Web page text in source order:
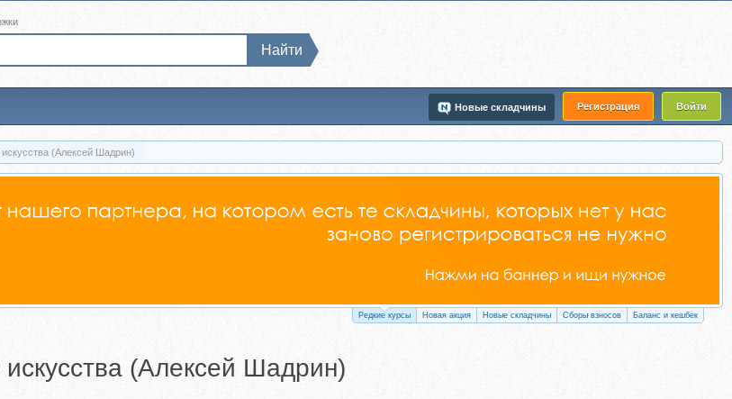
Регистрация Войти
Новые складчины
Найти
Скачать [profileschool] История русского искусства (Алексей Шадрин)
Редкие курсы Новая акция Новые складчины Сборы взносов Баланс и кешбек
(Алексей Шадрин)